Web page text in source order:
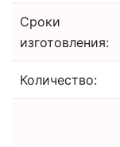
Сроки
изготовления:
Количество: